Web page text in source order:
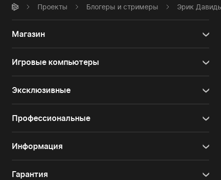
Проекты Блогеры и стримеры Эрик
Магазин
Игровые компьютеры
Эксклюзивные
Профессиональные
Информация
Гарантия